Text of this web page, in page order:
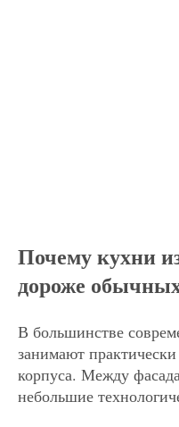
Почему кухни
дороже
В большинстве
занимают
корпуса. Между
небольшие